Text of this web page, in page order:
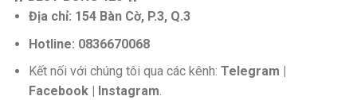
Địa chỉ: 154 Bàn Cờ, P.3, Q.3
Hotline: 0836670068
Kết nối với chúng tôi qua các kênh: Telegram |
Facebook | Instagram.